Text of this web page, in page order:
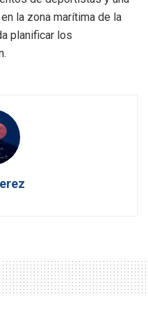
la zona marítima de la
planificar los